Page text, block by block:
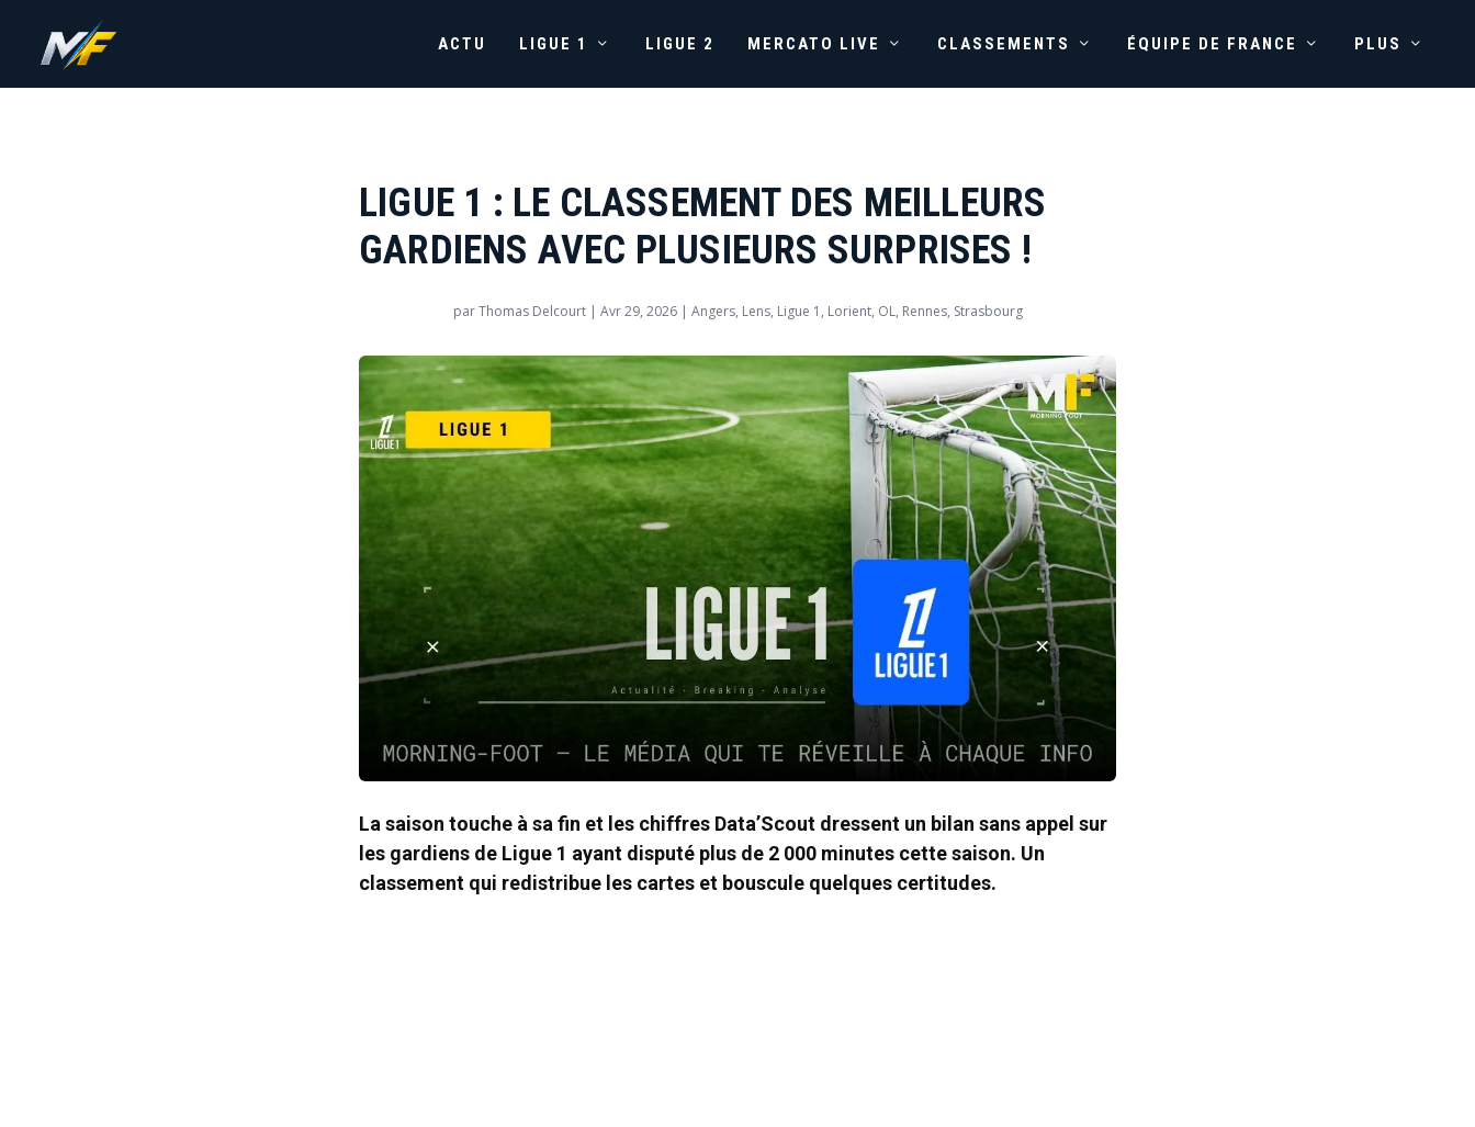
ACTU LIGUE 1 LIGUE 2 MERCATO LIVE CLASSEMENTS ÉQUIPE DE FRANCE PLUS
LIGUE 1 : LE CLASSEMENT DES MEILLEURS
GARDIENS AVEC PLUSIEURS SURPRISES !
parThomas Delcourt| Avr 29, 2026| Angers, Lens, Ligue 1 , Lorient, OL, Rennes, Strasbourg
La saison touche à sa fin et les chiffres Data’Scout dressent un bilan sans appel sur
les gardiens de Ligue 1 ayant disputé plus de 2 000 minutes cette saison. Un
classement qui redistribue les cartes et bouscule quelques certitudes.